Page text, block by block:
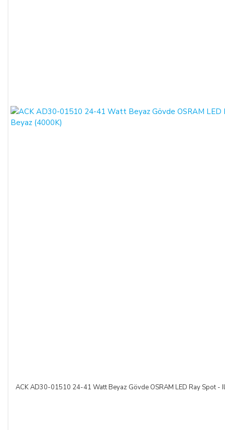
ACK AD30-01510 24-41 Watt Beyaz Gövde OSRAM LED Ray Spot -